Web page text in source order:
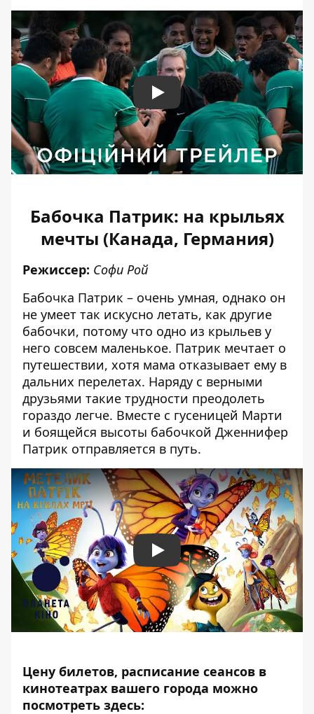
Play
Бабочка Патрик: на крыльях
мечты (Канада, Германия)
Режиссер: Софи Рой
Бабочка Патрик – очень умная, однако он
не умеет так искусно летать, как другие
бабочки, потому что одно из крыльев у
него совсем маленькое. Патрик мечтает о
путешествии, хотя мама отказывает ему в
дальних перелетах. Наряду с верными
друзьями такие трудности преодолеть
гораздо легче. Вместе с гусеницей Марти
и боящейся высоты бабочкой Дженнифер
Патрик отправляется в путь.
Play
Цену билетов, расписание сеансов в
кинотеатрах вашего города можно
посмотреть здесь: